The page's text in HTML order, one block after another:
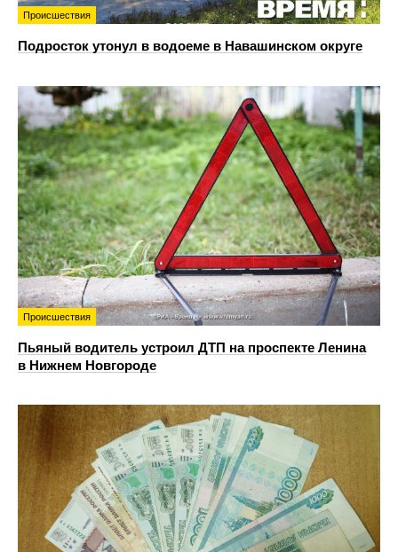
Происшествия
Подросток утонул в водоеме в Навашинском округе
Происшествия
Пьяный водитель устроил ДТП на проспекте Ленина
в Нижнем Новгороде